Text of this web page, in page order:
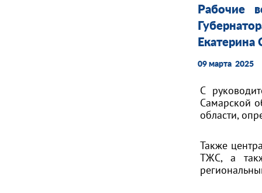
Рабочие
Екатерина
09 марта 2025
С
Самарской
области,
Также
ТЖС, а